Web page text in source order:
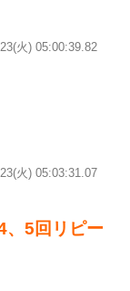
火) 05:00:39.82
火) 05:03:31.07
、5回リピー